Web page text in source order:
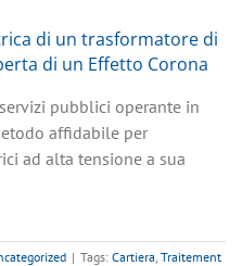
di un trasformatore di
di un Effetto Corona
pubblici operante in
affidabile per
ad alta tensione a sua
| Tags: Cartiera Traitement